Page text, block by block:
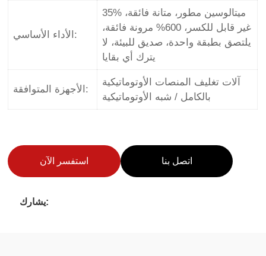
الأداء الأساسي:
35% ميتالوسين مطور، متانة فائقة،
غير قابل للكسر، 600% مرونة فائقة،
يلتصق بطبقة واحدة، صديق للبيئة، لا
يترك أي بقايا
الأجهزة المتوافقة:
آلات تغليف المنصات الأوتوماتيكية
بالكامل / شبه الأوتوماتيكية
استفسر الآن اتصل بنا
يشارك: